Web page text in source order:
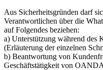
Aus Sicherheitsgründen darf
Verantwortlichen über die
auf Folgendes beziehen:
a) Unterstützung während des
(Erläuterung der einzelnen
b) Beantwortung von
Geschäftstätigkeit von